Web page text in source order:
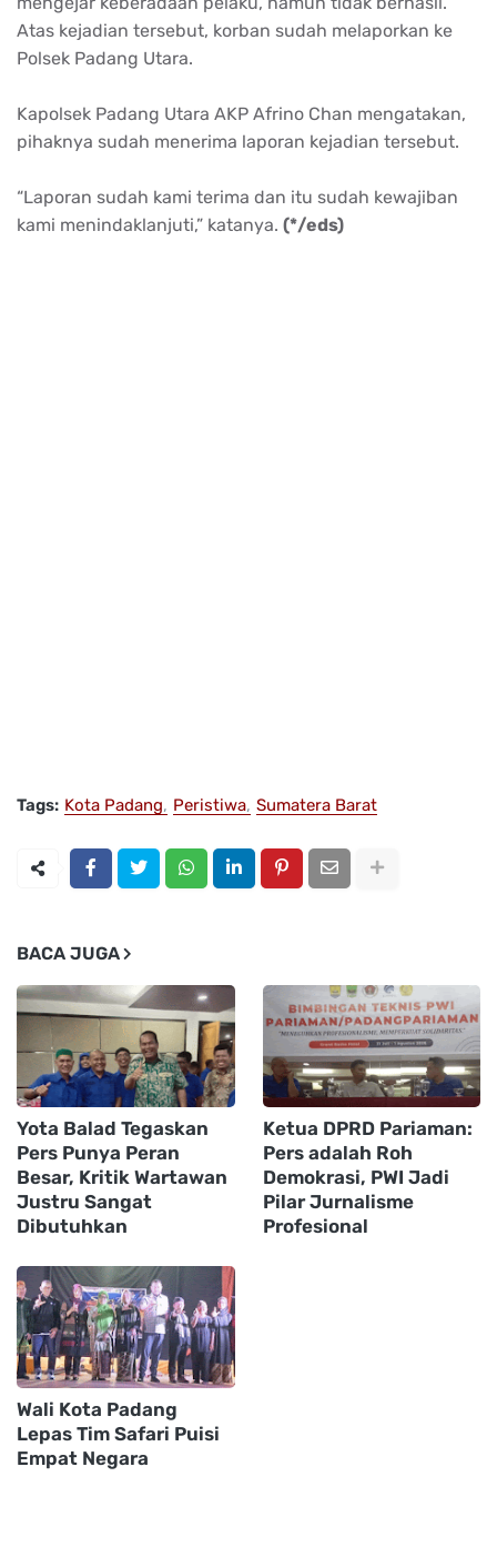
Atas kejadian tersebut, korban sudah melaporkan ke
Polsek Padang Utara.
Kapolsek Padang Utara AKP Afrino Chan mengatakan,
pihaknya sudah menerima laporan kejadian tersebut.
“Laporan sudah kami terima dan itu sudah kewajiban
kami menindaklanjuti,” katanya. (*/eds)
Tags: Kota Padang Peristiwa Sumatera Barat
BACA JUGA
Yota Balad Tegaskan
Pers Punya Peran
Besar, Kritik Wartawan
Justru Sangat
Dibutuhkan
Ketua DPRD Pariaman:
Pers adalah Roh
Demokrasi, PWI Jadi
Pilar Jurnalisme
Profesional
Wali Kota Padang
Lepas Tim Safari Puisi
Empat Negara